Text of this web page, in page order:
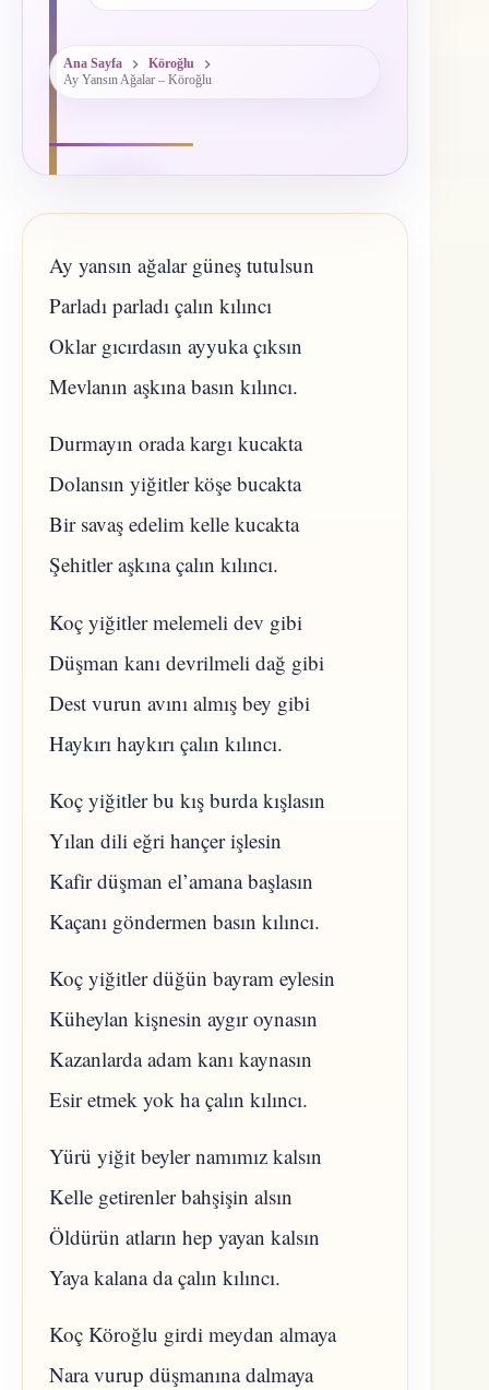
Ana Sayfa
Köroğlu
Ay Yansın Ağalar – Köroğlu
Ay yansın ağalar güneş tutulsun
Parladı parladı çalın kılıncı
Oklar gıcırdasın ayyuka çıksın
Mevlanın aşkına basın kılıncı.
Durmayın orada kargı kucakta
Dolansın yiğitler köşe bucakta
Bir savaş edelim kelle kucakta
Şehitler aşkına çalın kılıncı.
Koç yiğitler melemeli dev gibi
Düşman kanı devrilmeli dağ gibi
Dest vurun avını almış bey gibi
Haykırı haykırı çalın kılıncı.
Koç yiğitler bu kış burda kışlasın
Yılan dili eğri hançer işlesin
Kafir düşman el’amana başlasın
Kaçanı göndermen basın kılıncı.
Koç yiğitler düğün bayram eylesin
Küheylan kişnesin aygır oynasın
Kazanlarda adam kanı kaynasın
Esir etmek yok ha çalın kılıncı.
Yürü yiğit beyler namımız kalsın
Kelle getirenler bahşişin alsın
Öldürün atların hep yayan kalsın
Yaya kalana da çalın kılıncı.
Koç Köroğlu girdi meydan almaya
Nara vurup düşmanına dalmaya